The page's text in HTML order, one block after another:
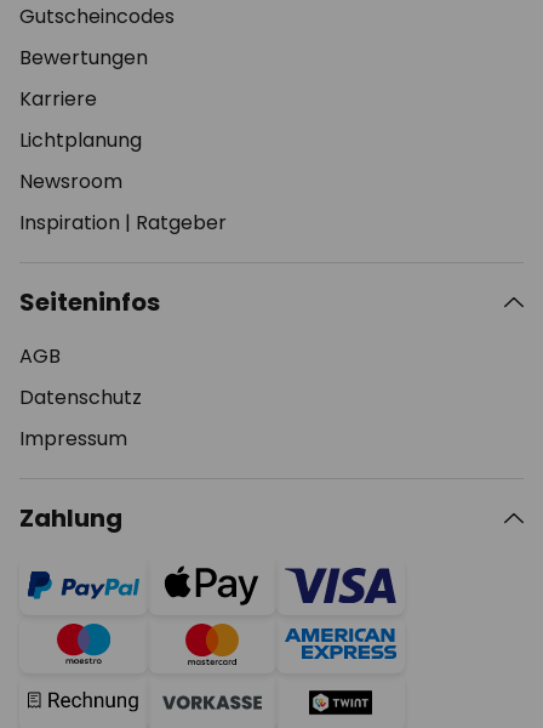
Gutscheincodes
Bewertungen
Karriere
Lichtplanung
Newsroom
Inspiration | Ratgeber
Seiteninfos
AGB
Datenschutz
Impressum
Zahlung